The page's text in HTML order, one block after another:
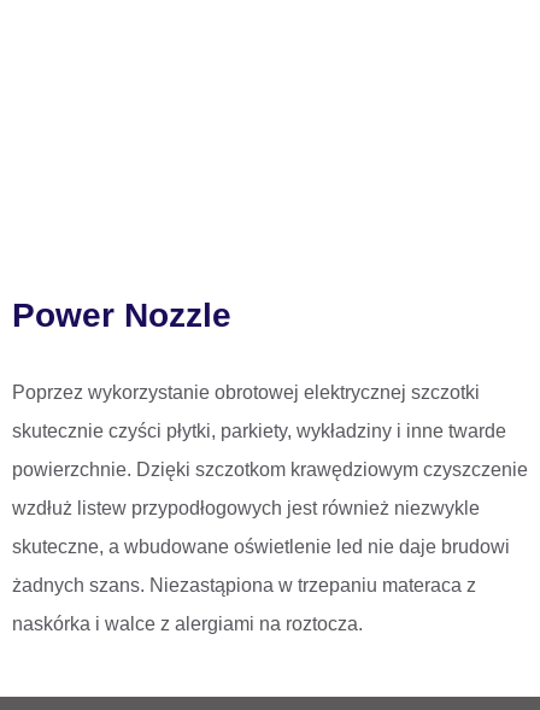
Power Nozzle
Poprzez wykorzystanie obrotowej elektrycznej szczotki
skutecznie czyści płytki, parkiety, wykładziny i inne twarde
powierzchnie. Dzięki szczotkom krawędziowym czyszczenie
wzdłuż listew przypodłogowych jest również niezwykle
skuteczne, a wbudowane oświetlenie led nie daje brudowi
żadnych szans. Niezastąpiona w trzepaniu materaca z
naskórka i walce z alergiami na roztocza.